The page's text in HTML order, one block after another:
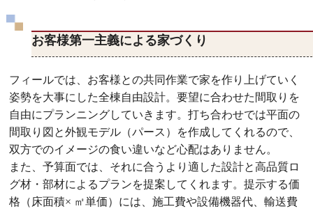
お客様第一主義による家づくり
フィールでは、お客様との共同作業で家を作り上げていく
姿勢を大事にした全棟自由設計。要望に合わせた間取りを
自由にプランニングしていきます。打ち合わせでは平面の
間取り図と外観モデル（パース）を作成してくれるので、
双方でのイメージの食い違いなど心配はありません。
また、予算面では、それに合うより適した設計と高品質ロ
グ材・部材によるプランを提案してくれます。提示する価
格（床面積× ㎡単価）には、施工費や設備機器代、輸送費